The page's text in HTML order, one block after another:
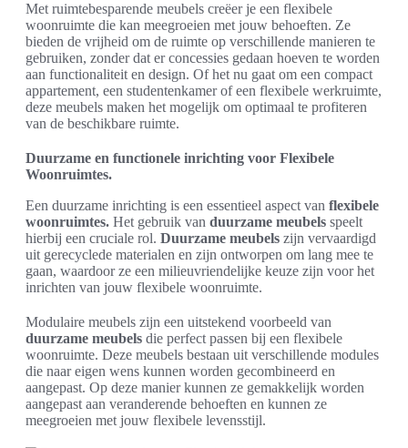
Met ruimtebesparende meubels creëer je een flexibele
woonruimte die kan meegroeien met jouw behoeften. Ze
bieden de vrijheid om de ruimte op verschillende manieren te
gebruiken, zonder dat er concessies gedaan hoeven te worden
aan functionaliteit en design. Of het nu gaat om een compact
appartement, een studentenkamer of een flexibele werkruimte,
deze meubels maken het mogelijk om optimaal te profiteren
van de beschikbare ruimte.
Duurzame en functionele inrichting voor Flexibele
Woonruimtes.
Een duurzame inrichting is een essentieel aspect van flexibele
woonruimtes. Het gebruik van duurzame meubels speelt
hierbij een cruciale rol. Duurzame meubels zijn vervaardigd
uit gerecyclede materialen en zijn ontworpen om lang mee te
gaan, waardoor ze een milieuvriendelijke keuze zijn voor het
inrichten van jouw flexibele woonruimte.
Modulaire meubels zijn een uitstekend voorbeeld van
duurzame meubels die perfect passen bij een flexibele
woonruimte. Deze meubels bestaan uit verschillende modules
die naar eigen wens kunnen worden gecombineerd en
aangepast. Op deze manier kunnen ze gemakkelijk worden
aangepast aan veranderende behoeften en kunnen ze
meegroeien met jouw flexibele levensstijl.